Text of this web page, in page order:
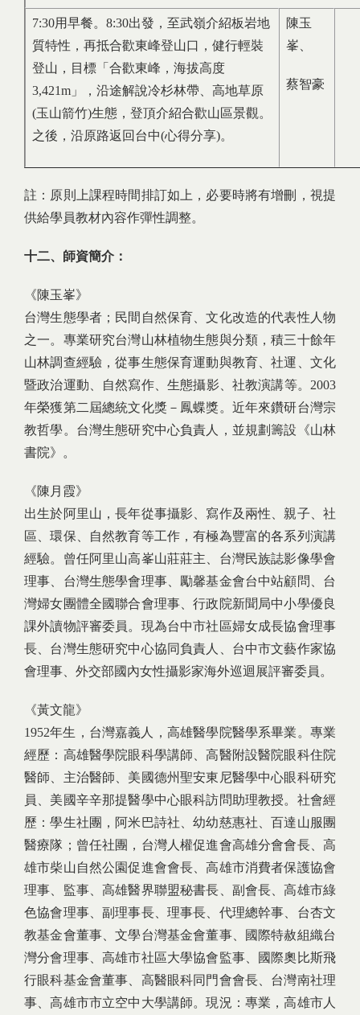
7:30用早餐。8:30出發，至武嶺介紹板岩地
質特性，再抵合歡東峰登山口，健行輕裝
登山，目標「合歡東峰，海拔高度
3,421m」，沿途解說冷杉林帶、高地草原
(玉山箭竹)生態，登頂介紹合歡山區景觀。
之後，沿原路返回台中(心得分享)。
陳玉
峯、
蔡智豪
註：原則上課程時間排訂如上，必要時將有增刪，視提
供給學員教材內容作彈性調整。
十二、師資簡介：
《陳玉峯》
台灣生態學者；民間自然保育、文化改造的代表性人物
之一。專業研究台灣山林植物生態與分類，積三十餘年
山林調查經驗，從事生態保育運動與教育、社運、文化
暨政治運動、自然寫作、生態攝影、社教演講等。2003
年榮獲第二屆總統文化獎－鳳蝶獎。近年來鑽研台灣宗
教哲學。台灣生態研究中心負責人，並規劃籌設《山林
書院》。
《陳月霞》
出生於阿里山，長年從事攝影、寫作及兩性、親子、社
區、環保、自然教育等工作，有極為豐富的各系列演講
經驗。曾任阿里山高峯山莊莊主、台灣民族誌影像學會
理事、台灣生態學會理事、勵馨基金會台中站顧問、台
灣婦女團體全國聯合會理事、行政院新聞局中小學優良
課外讀物評審委員。現為台中市社區婦女成長協會理事
長、台灣生態研究中心協同負責人、台中市文藝作家協
會理事、外交部國內女性攝影家海外巡迴展評審委員。
《黃文龍》
1952年生，台灣嘉義人，高雄醫學院醫學系畢業。專業
經歷：高雄醫學院眼科學講師、高醫附設醫院眼科住院
醫師、主治醫師、美國德州聖安東尼醫學中心眼科研究
員、美國辛辛那提醫學中心眼科訪問助理教授。社會經
歷：學生社團，阿米巴詩社、幼幼慈惠社、百達山服團
醫療隊；曾任社團，台灣人權促進會高雄分會會長、高
雄市柴山自然公園促進會會長、高雄市消費者保護協會
理事、監事、高雄醫界聯盟秘書長、副會長、高雄市綠
色協會理事、副理事長、理事長、代理總幹事、台杏文
教基金會董事、文學台灣基金會董事、國際特赦組織台
灣分會理事、高雄市社區大學協會監事、國際奧比斯飛
行眼科基金會董事、高醫眼科同門會會長、台灣南社理
事、高雄市市立空中大學講師。現況：專業，高雄市人